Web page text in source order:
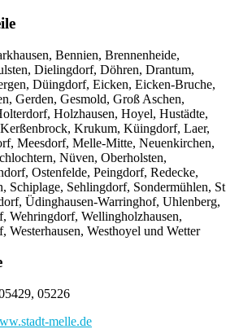
Bennien, Brennenheide,
Dielingdorf, Döhren, Drantum,
Düingdorf, Eicken, Eicken-Bruche,
Gerden, Gesmold, Groß Aschen,
Holzhausen, Hoyel, Hustädte,
Krukum, Küingdorf, Laer,
Meesdorf, Melle-Mitte, Neuenkirchen,
Nüven, Oberholsten,
Ostenfelde, Peingdorf, Redecke,
Schiplage, Sehlingdorf, Sondermühlen, St
Üdinghausen-Warringhof, Uhlenberg,
Wehringdorf, Wellingholzhausen,
Westerhausen, Westhoyel und Wetter
05226
melle.de